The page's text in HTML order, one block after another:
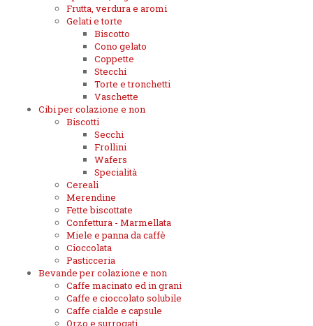
Frutta, verdura e aromi
Gelati e torte
Biscotto
Cono gelato
Coppette
Stecchi
Torte e tronchetti
Vaschette
Cibi per colazione e non
Biscotti
Secchi
Frollini
Wafers
Specialità
Cereali
Merendine
Fette biscottate
Confettura - Marmellata
Miele e panna da caffè
Cioccolata
Pasticceria
Bevande per colazione e non
Caffe macinato ed in grani
Caffe e cioccolato solubile
Caffe cialde e capsule
Orzo e surrogati